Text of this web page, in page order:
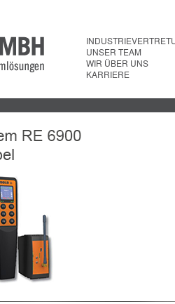
UNSER TEAM
WIR ÜBER UNS
KARRIERE